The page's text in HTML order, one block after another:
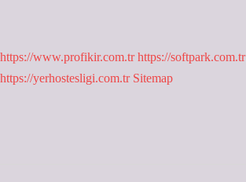
https://www.profikir.com.tr https://softpark.com.tr
https://yerhostesligi.com.tr Sitemap